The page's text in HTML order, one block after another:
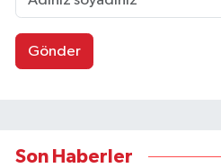
Gönder
Son Haberler